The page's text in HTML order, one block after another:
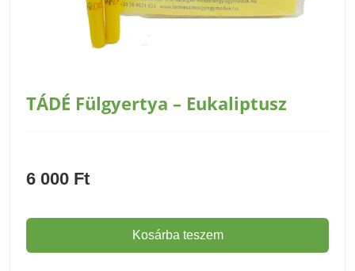
TÁDÉ Fülgyertya – Eukaliptusz
6 000 Ft
Kosárba teszem